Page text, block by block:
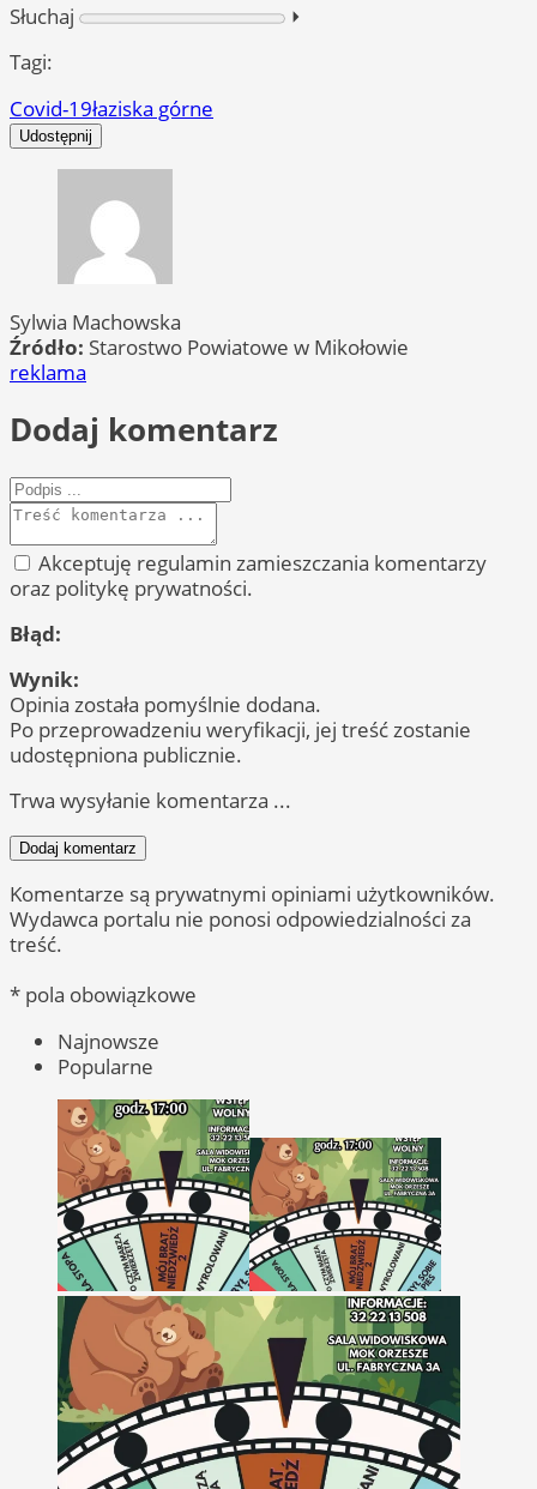
Słuchaj
⏵︎
Tagi:
Covid-19łaziska górne
Udostępnij
Sylwia Machowska
Źródło: Starostwo Powiatowe w Mikołowie
reklama
Dodaj komentarz
Akceptuję regulamin zamieszczania komentarzy
oraz politykę prywatności.
Błąd:
Wynik:
Opinia została pomyślnie dodana.
Po przeprowadzeniu weryfikacji, jej treść zostanie
udostępniona publicznie.
Trwa wysyłanie komentarza ...
Dodaj komentarz
Komentarze są prywatnymi opiniami użytkowników.
Wydawca portalu nie ponosi odpowiedzialności za
treść.
* pola obowiązkowe
Najnowsze
Popularne